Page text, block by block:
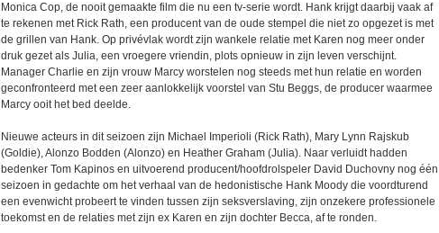
Monica Cop, de nooit gemaakte film die nu een tv-serie wordt. Hank krijgt daarbij vaak af
te rekenen met Rick Rath, een producent van de oude stempel die niet zo opgezet is met
de grillen van Hank. Op privévlak wordt zijn wankele relatie met Karen nog meer onder
druk gezet als Julia, een vroegere vriendin, plots opnieuw in zijn leven verschijnt.
Manager Charlie en zijn vrouw Marcy worstelen nog steeds met hun relatie en worden
geconfronteerd met een zeer aanlokkelijk voorstel van Stu Beggs, de producer waarmee
Marcy ooit het bed deelde.
Nieuwe acteurs in dit seizoen zijn Michael Imperioli (Rick Rath), Mary Lynn Rajskub
(Goldie), Alonzo Bodden (Alonzo) en Heather Graham (Julia). Naar verluidt hadden
bedenker Tom Kapinos en uitvoerend producent/hoofdrolspeler David Duchovny nog één
seizoen in gedachte om het verhaal van de hedonistische Hank Moody die voordturend
een evenwicht probeert te vinden tussen zijn seksverslaving, zijn onzekere professionele
toekomst en de relaties met zijn ex Karen en zijn dochter Becca, af te ronden.